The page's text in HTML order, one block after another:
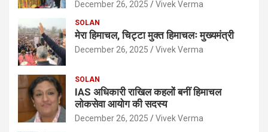
December 26, 2025 Vivek Verma
SOLAN
मेरा हिमाचल, चिट्टा मुक्त हिमाचलः मुख्यमंत्री
December 26, 2025 Vivek Verma
SOLAN
IAS अधिकारी राखिल कहलों बनीं हिमाचल
लोकसेवा आयोग की सदस्य
December 26, 2025 Vivek Verma